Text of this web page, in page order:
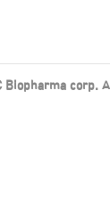
Biopharma corp.